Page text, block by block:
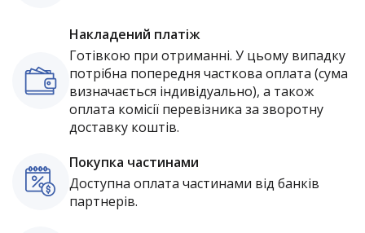
Накладений платіж
Готівкою при отриманні. У цьому випадку
потрібна попередня часткова оплата (сума
визначається індивідуально), а також
оплата комісії перевізника за зворотну
доставку коштів.
Покупка частинами
Доступна оплата частинами від банків
партнерів.